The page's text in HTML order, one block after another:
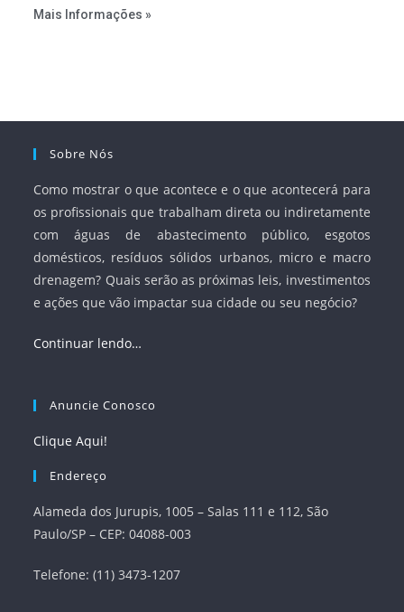
serviços, ampliar a participação da iniciativa privada,
Mais Informações »
Sobre Nós
Como mostrar o que acontece e o que acontecerá para
os profissionais que trabalham direta ou indiretamente
com águas de abastecimento público, esgotos
domésticos, resíduos sólidos urbanos, micro e macro
drenagem? Quais serão as próximas leis, investimentos
e ações que vão impactar sua cidade ou seu negócio?
Continuar lendo…
Anuncie Conosco
Clique Aqui!
Endereço
Alameda dos Jurupis, 1005 – Salas 111 e 112, São
Paulo/SP – CEP: 04088-003
Telefone: (11) 3473-1207